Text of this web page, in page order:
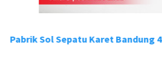
Pabrik Sol Sepatu Karet Bandung 4